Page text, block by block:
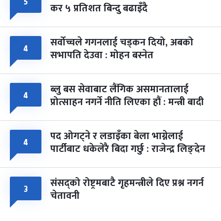
कर ५ प्रतिशत बिन्दु बढाइँदै
४ सर्वोच्चले गगनलाई चड्कन दियो, अबको
सभापति देउवा : मोहन बस्नेत
४ ब्लु बस सेवाबाट लैंगिक असमानतालाई
प्रोत्साहन नगर्ने नीति लिएका हौं : मन्त्री बादी
४ पद ओगट्ने र लडाइँका बेला भाग्नेलाई
पार्टीबाट धकेलेरै बिदा गर्छु : राजेन्द्र लिङ्देन
३ संसद्को रोष्ट्रमबाटै गृहमन्त्रीले दिए प्रश्न नगर्न
चेतावनी